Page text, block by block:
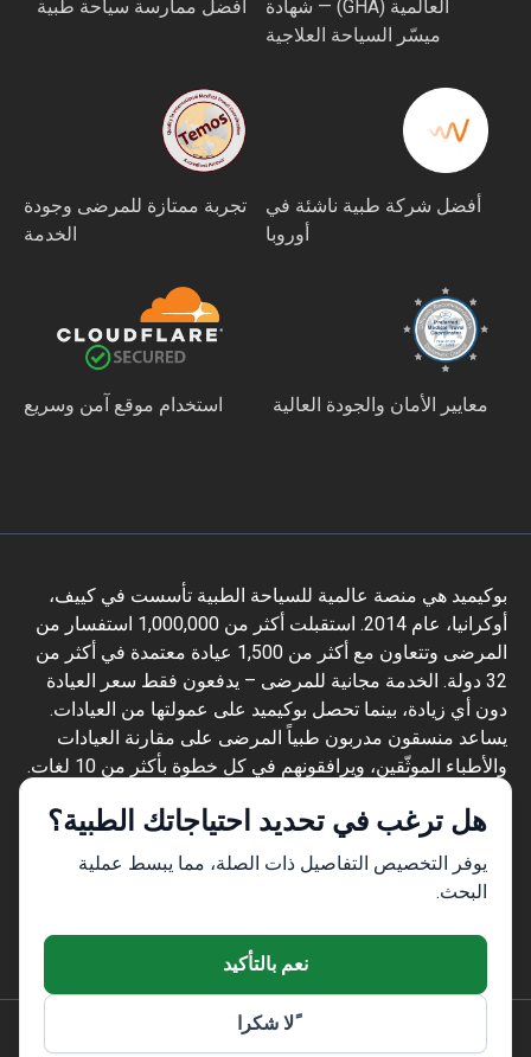
هل ترغب في تحديد احتياجاتك الطبية؟
يوفر التخصيص التفاصيل ذات الصلة، مما يبسط عملية
البحث.
نعم بالتأكيد
ًلا شكرا
العالمية (GHA) — شهادة
ميسّر السياحة العلاجية
أفضل ممارسة سياحة طبية
أفضل شركة طبية ناشئة في
أوروبا
تجربة ممتازة للمرضى وجودة
الخدمة
معايير الأمان والجودة العالية استخدام موقع آمن وسريع
بوكيميد هي منصة عالمية للسياحة الطبية تأسست في كييف،
أوكرانيا، عام 2014. استقبلت أكثر من 1,000,000 استفسار من
المرضى وتتعاون مع أكثر من 1,500 عيادة معتمدة في أكثر من
32 دولة. الخدمة مجانية للمرضى – يدفعون فقط سعر العيادة
دون أي زيادة، بينما تحصل بوكيميد على عمولتها من العيادات.
يساعد منسقون مدربون طبياً المرضى على مقارنة العيادات
والأطباء الموثّقين، ويرافقونهم في كل خطوة بأكثر من 10 لغات.
معتمدة سابقاً من Temos (2024–2025). تقييمها 4.6 على
Trustpilot و4.4 على Google Reviews.
المعلومات المقدمة على الموقع ليست دليلاً
للعمل ولا ينبغي تفسيرها على أنها نصيحة طبية أو
توصية علاجية ولا تحل محل زيارة الطبيب.
© 2014-2026 Bookimed. جميع الحقوق محفوظة. سجل